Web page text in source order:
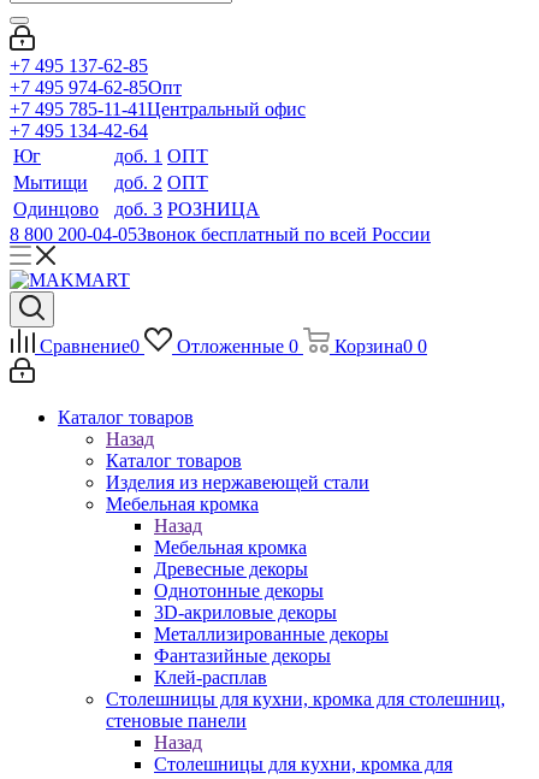
+7 495 137-62-85
+7 495 974-62-85Опт
+7 495 785-11-41Центральный офис
+7 495 134-42-64
Юг
доб. 1 ОПТ
Мытищи
доб. 2 ОПТ
Одинцово
доб. 3 РОЗНИЦА
8 800 200-04-05Звонок бесплатный по всей России
Сравнение0 Отложенные 0 Корзина0 0
Каталог товаров
Назад
Каталог товаров
Изделия из нержавеющей стали
Мебельная кромка
Назад
Мебельная кромка
Древесные декоры
Однотонные декоры
3D-акриловые декоры
Металлизированные декоры
Фантазийные декоры
Клей-расплав
Столешницы для кухни, кромка для столешниц,
стеновые панели
Назад
Столешницы для кухни, кромка для